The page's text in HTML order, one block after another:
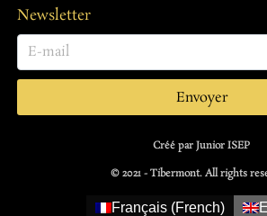
Newsletter
Envoyer
Créé par Junior ISEP
© 2021 - Tibermont. All rights
Français (French)